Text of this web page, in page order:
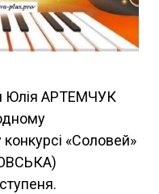
Юлія АРТЕМЧУК
«Соловей»